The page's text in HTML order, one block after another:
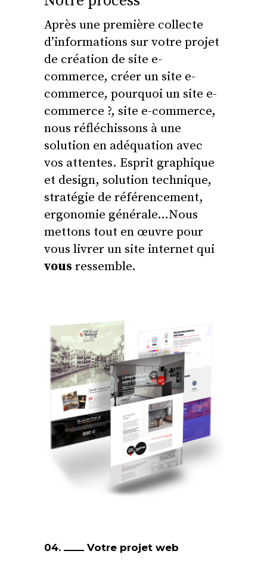
Après une première collecte
d’informations sur votre projet
de création de site e-
commerce, créer un site e-
commerce, pourquoi un site e-
commerce ?, site e-commerce,
nous réfléchissons à une
solution en adéquation avec
vos attentes. Esprit graphique
et design, solution technique,
stratégie de référencement,
ergonomie générale…Nous
mettons tout en œuvre pour
vous livrer un site internet qui
vous ressemble.
04. Votre projet web